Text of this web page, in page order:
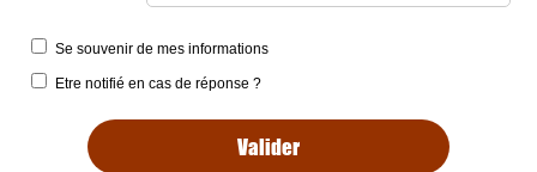
Se souvenir de mes informations
Etre notifié en cas de réponse ?